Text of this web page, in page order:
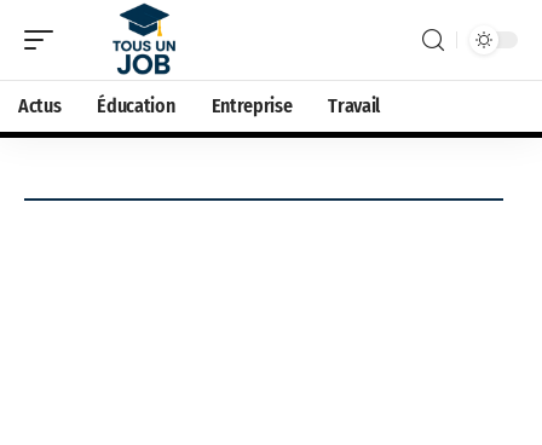
Actus Éducation Entreprise Travail